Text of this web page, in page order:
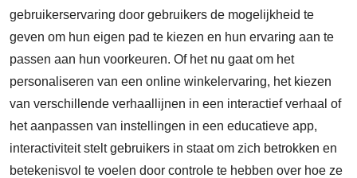
gebruikerservaring door gebruikers de mogelijkheid te
geven om hun eigen pad te kiezen en hun ervaring aan te
passen aan hun voorkeuren. Of het nu gaat om het
personaliseren van een online winkelervaring, het kiezen
van verschillende verhaallijnen in een interactief verhaal of
het aanpassen van instellingen in een educatieve app,
interactiviteit stelt gebruikers in staat om zich betrokken en
betekenisvol te voelen door controle te hebben over hoe ze